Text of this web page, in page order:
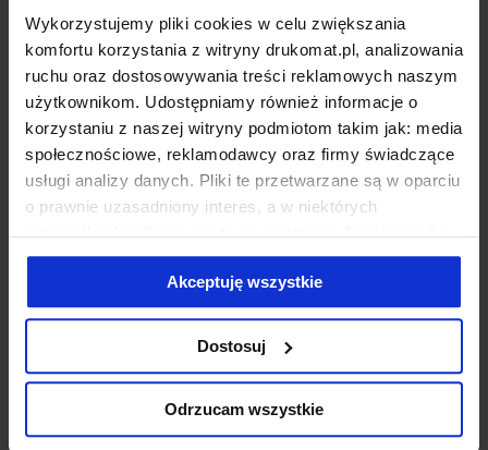
Wykorzystujemy pliki cookies w celu zwiększania
komfortu korzystania z witryny drukomat.pl, analizowania
ruchu oraz dostosowywania treści reklamowych naszym
użytkownikom. Udostępniamy również informacje o
korzystaniu z naszej witryny podmiotom takim jak: media
społecznościowe, reklamodawcy oraz firmy świadczące
usługi analizy danych. Pliki te przetwarzane są w oparciu
o prawnie uzasadniony interes, a w niektórych
przypadkach odbywa się to na podstawie Twojej zgody.
Niektóre z plików cookies dostarczane i przetwarzane są
przez naszych zewnętrznych partnerów, z których listą
możesz zapoznać się poniżej. Klikając “Akceptuję
wszystkie” wyrażasz zgodę na użycie przez nas
(ciasteczek). Jeśli klikniesz "Odrzucam wszystkie",
użyjemy tylko cookies niezbędnych do działania naszej
strony. Jeżeli chcesz samodzielnie zdecydować, jakie
Akceptuję wszystkie
Dostosuj
Odrzucam wszystkie